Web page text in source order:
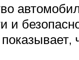
и